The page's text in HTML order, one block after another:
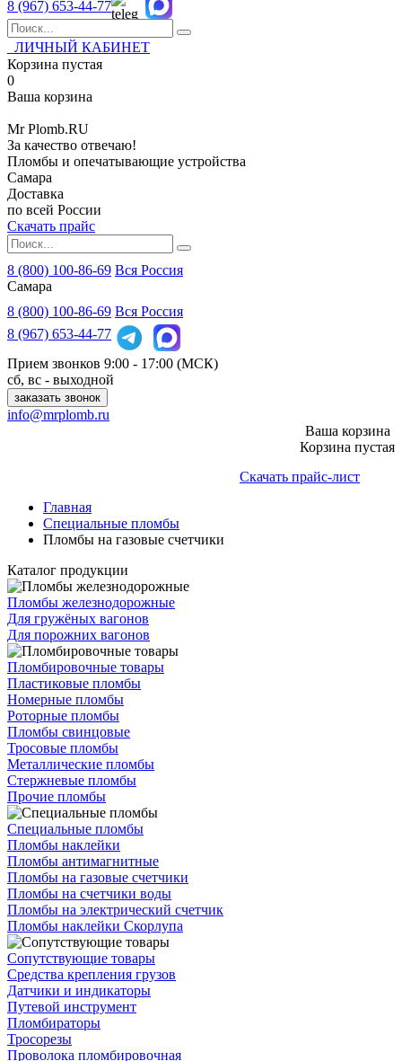
8 (967) 653-44-77
ЛИЧНЫЙ КАБИНЕТ
Корзина пустая
0
Ваша корзина
MrPlomb.RU
За качество отвечаю!
Пломбы и опечатывающие устройства
Самара
Доставка
по всей России
Скачать прайс
8 (800) 100-86-69 Вся Россия
Самара
8 (800) 100-86-69 Вся Россия
8 (967) 653-44-77
Прием звонков 9:00 - 17:00 (МСК)
сб, вс - выходной
заказать звонок
info@mrplomb.ru
Ваша корзина
Корзина пустая
Скачать прайс-лист
Главная
Специальные пломбы
Пломбы на газовые счетчики
Каталог продукции
Пломбы железнодорожные
Для гружёных вагонов
Для порожних вагонов
Пломбировочные товары
Пластиковые пломбы
Номерные пломбы
Роторные пломбы
Пломбы свинцовые
Тросовые пломбы
Металлические пломбы
Стержневые пломбы
Прочие пломбы
Специальные пломбы
Пломбы наклейки
Пломбы антимагнитные
Пломбы на газовые счетчики
Пломбы на счетчики воды
Пломбы на электрический счетчик
Пломбы наклейки Скорлупа
Сопутствующие товары
Средства крепления грузов
Датчики и индикаторы
Путевой инструмент
Пломбираторы
Тросорезы
Проволока пломбировочная